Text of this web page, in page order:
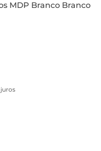
MDP Branco Branco